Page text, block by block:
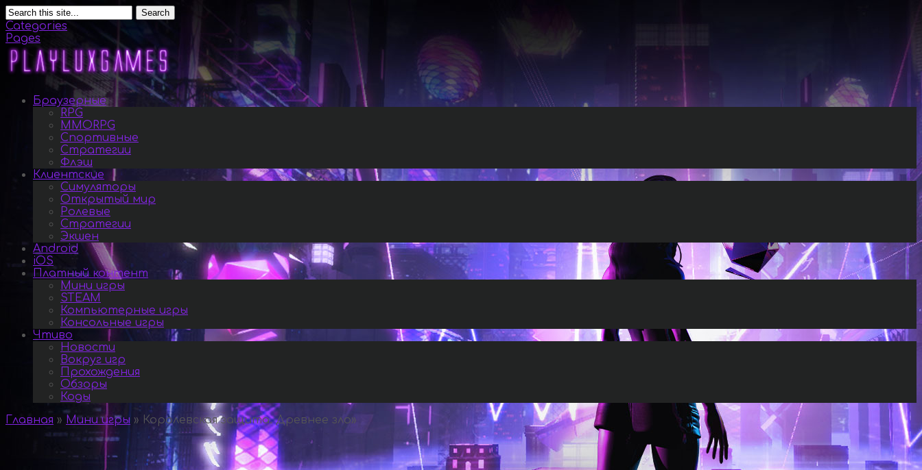
Search
Categories
Pages
Браузерные
RPG
MMORPG
Спортивные
Стратегии
Флэш
Клиентские
Симуляторы
Открытый мир
Ролевые
Стратегии
Экшен
Android
iOS
Платный контент
Мини игры
STEAM
Компьютерные игры
Консольные игры
Чтиво
Новости
Вокруг игр
Прохождения
Обзоры
Коды
Главная » Мини игры » Королевская защита. Древнее зло»